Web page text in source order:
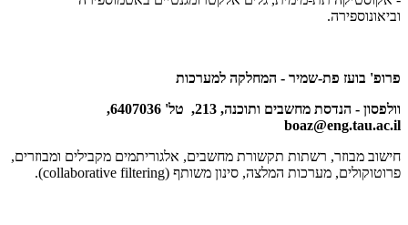
וביאונוספירה.
פרופ' בועז פת-שמיר - המחלקה למערכות
וולפסון - הנדסת מחשבים ותוכנה, 213, טל' 6407036,
boaz@eng.tau.ac.il
חישוב מבוזר, רשתות תקשורת מחשבים, אלגוריתמים מקבילים ומבוזרים,
פרוטוקולים, מערכות המלצה, סינון משותף (collaborative filtering)
.